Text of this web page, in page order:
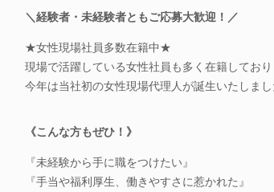
＼経験者・未経験者ともご応募大歓迎！／
★女性現場社員多数在籍中★
現場で活躍している女性社員も多く在籍しており
今年は当社初の女性現場代理人が誕生いたしまし
《こんな方もぜひ！》
『未経験から手に職をつけたい』
『手当や福利厚生、働きやすさに惹かれた』